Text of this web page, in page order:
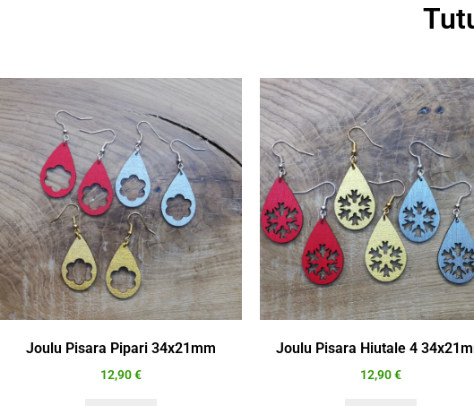
Joulu Pisara Pipari 34x21mm
12,90€
Joulu Pisara Hiutale 4
12,90€